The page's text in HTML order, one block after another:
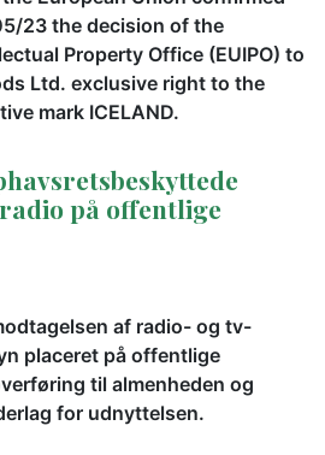
23 the decision of the
Property Office (EUIPO) to
Ltd. exclusive right to the
mark ICELAND.
på offentlige
af radio- og tv-
placeret på offentlige
til almenheden og
for udnyttelsen.